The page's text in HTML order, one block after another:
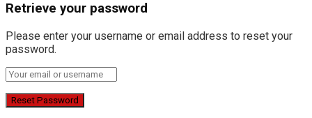
Retrieve your password
Please enter your username or email address to reset your
password.